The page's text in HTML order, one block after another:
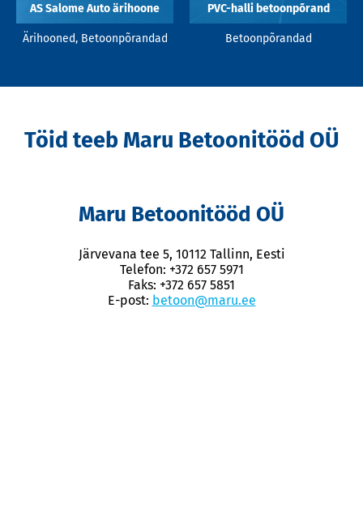
AS Salome Auto ärihoone
Ärihooned, Betoonpõrandad
PVC-halli betoonpõrand
Betoonpõrandad
Töid teeb Maru Betoonitööd OÜ
Maru Betoonitööd OÜ
Järvevana tee 5, 10112 Tallinn, Eesti
Telefon: +372 657 5971
Faks: +372 657 5851
E-post: betoon@maru.ee